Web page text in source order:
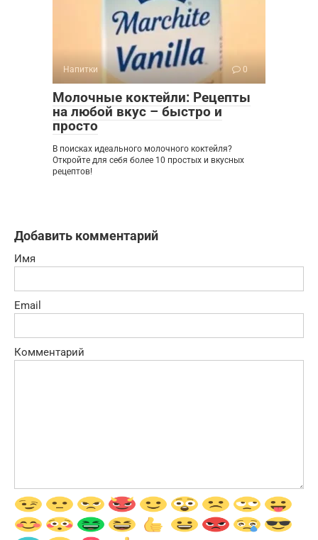
Напитки 0
Молочные коктейли: Рецепты
на любой вкус – быстро и
просто
В поисках идеального молочного коктейля?
Откройте для себя более 10 простых и вкусных
рецептов!
Добавить комментарий
Имя
Email
Комментарий